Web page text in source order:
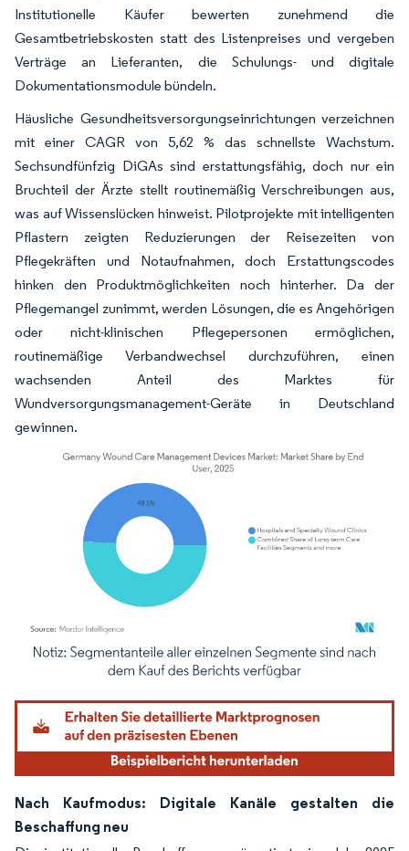
Institutionelle Käufer bewerten zunehmend die
Gesamtbetriebskosten statt des Listenpreises und vergeben
Verträge an Lieferanten, die Schulungs- und digitale
Dokumentationsmodule bündeln.
Häusliche Gesundheitsversorgungseinrichtungen verzeichnen
mit einer CAGR von 5,62 % das schnellste Wachstum.
Sechsundfünfzig DiGAs sind erstattungsfähig, doch nur ein
Bruchteil der Ärzte stellt routinemäßig Verschreibungen aus,
was auf Wissenslücken hinweist. Pilotprojekte mit intelligenten
Pflastern zeigten Reduzierungen der Reisezeiten von
Pflegekräften und Notaufnahmen, doch Erstattungscodes
hinken den Produktmöglichkeiten noch hinterher. Da der
Pflegemangel zunimmt, werden Lösungen, die es Angehörigen
oder nicht-klinischen Pflegepersonen ermöglichen,
routinemäßige Verbandwechsel durchzuführen, einen
wachsenden Anteil des Marktes für
Wundversorgungsmanagement-Geräte in Deutschland
gewinnen.
Bild © Mordor Intelligence. Wiederverwendung erfordert Namensnennung
Nach Kaufmodus: Digitale Kanäle gestalten die
Beschaffung neu